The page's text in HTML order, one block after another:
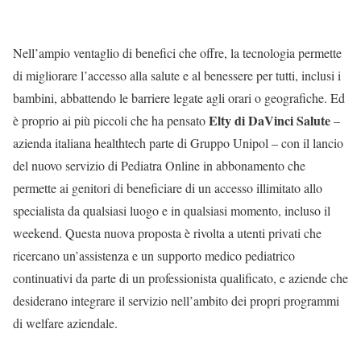
Nell’ampio ventaglio di benefici che offre, la tecnologia permette
di migliorare l’accesso alla salute e al benessere per tutti, inclusi i
bambini, abbattendo le barriere legate agli orari o geografiche. Ed
è proprio ai più piccoli che ha pensatoElty di DaVinci Salute–
azienda italiana healthtech parte di Gruppo Unipol – con il lancio
del nuovo servizio di Pediatra Online in abbonamento che
permette ai genitori di beneficiare di un accesso illimitato allo
specialista da qualsiasi luogo e in qualsiasi momento, incluso il
weekend. Questa nuova proposta è rivolta a utenti privati che
ricercano un’assistenza e un supporto medico pediatrico
continuativi da parte di un professionista qualificato, e aziende che
desiderano integrare il servizio nell’ambito dei propri programmi
di welfare aziendale.